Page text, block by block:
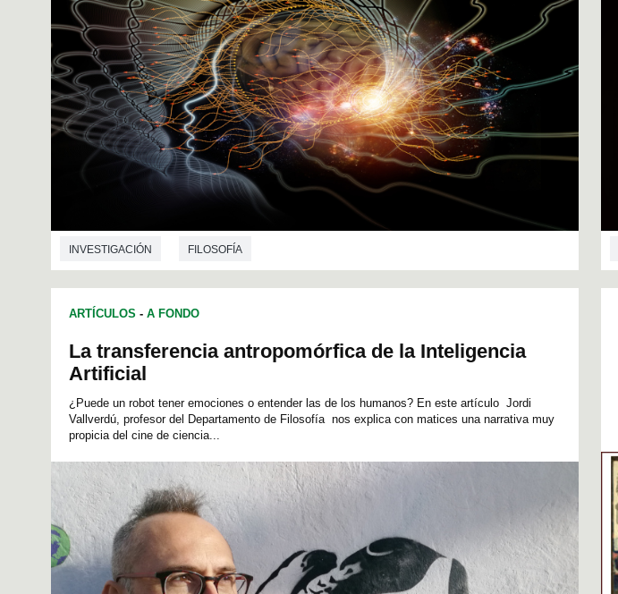
INVESTIGACIÓN FILOSOFÍA
ARTÍCULOS - A FONDO
La transferencia antropomórfica de la Inteligencia
Artificial
¿Puede un robot tener emociones o entender las de los humanos? En este artículo Jordi
Vallverdú, profesor del Departamento de Filosofía nos explica con matices una narrativa muy
propicia del cine de ciencia...